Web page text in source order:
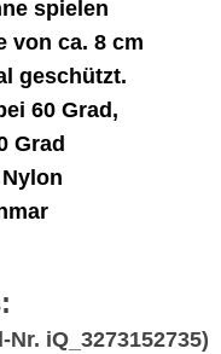
spielen
von ca. 8 cm
geschützt.
60 Grad,
Grad
iQ_3273152735)